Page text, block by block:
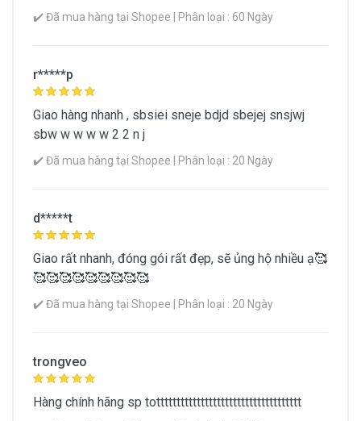
✔️ Đã mua hàng tại Shopee | Phân loại : 60 Ngày
r*****p
Giao hàng nhanh , sbsiei sneje bdjd sbejej snsjwj
sbw w w w w 2 2 n j
✔️ Đã mua hàng tại Shopee | Phân loại : 20 Ngày
d*****t
Giao rất nhanh, đóng gói rất đẹp, sẽ ủng hộ nhiều ạ🥰
🥰🥰🥰🥰🥰🥰🥰🥰🥰
✔️ Đã mua hàng tại Shopee | Phân loại : 20 Ngày
trongveo
Hàng chính hãng sp totttttttttttttttttttttttttttttttttttt